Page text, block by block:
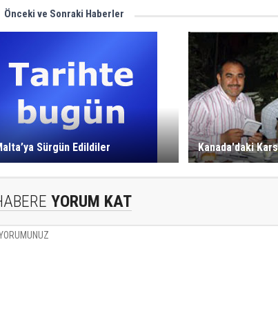
Önceki ve Sonraki Haberler
Sürgün Edildiler Kanada'daki Kars
YORUM KAT